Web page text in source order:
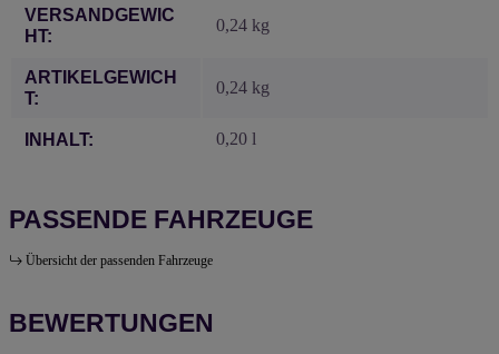
Produkteigenschaft
Wert
VERSANDGEWIC
HT:
0,24 kg
ARTIKELGEWICH
T:
0,24 kg
INHALT: 0,20 l
PASSENDE FAHRZEUGE
Übersicht der passenden Fahrzeuge
BEWERTUNGEN